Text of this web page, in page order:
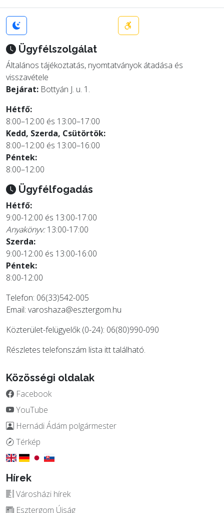
Ügyfélszolgálat
Általános tájékoztatás, nyomtatványok átadása és
visszavétele
Bejárat: Bottyán J. u. 1.
Hétfő:
8:00–12:00 és 13:00–17:00
Kedd, Szerda, Csütörtök:
8:00–12:00 és 13:00–16:00
Péntek:
8:00–12:00
Ügyfélfogadás
Hétfő:
9:00-12:00 és 13:00-17:00
Anyakönyv:13:00-17:00
Szerda:
9:00-12:00 és 13:00-16:00
Péntek:
8:00-12:00
Telefon: 06(33)542-005
Email: varoshaza@esztergom.hu
Közterület-felügyelők (0-24): 06(80)990-090
Részletes telefonszám lista itttalálható.
Közösségi oldalak
Facebook
YouTube
Hernádi Ádám polgármester
Térkép
Hírek
Városházi hírek
Esztergom Újság